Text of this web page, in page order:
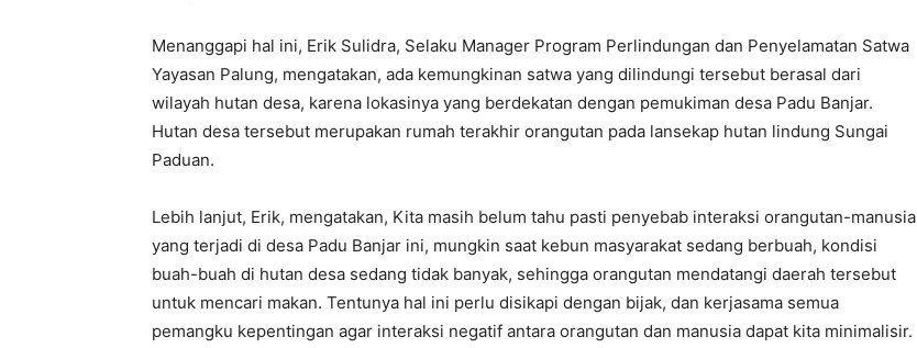
Menanggapi hal ini, Erik Sulidra, Selaku Manager Program Perlindungan dan Penyelamatan Satwa
Yayasan Palung, mengatakan, ada kemungkinan satwa yang dilindungi tersebut berasal dari
wilayah hutan desa, karena lokasinya yang berdekatan dengan pemukiman desa Padu Banjar.
Hutan desa tersebut merupakan rumah terakhir orangutan pada lansekap hutan lindung Sungai
Paduan.
Lebih lanjut, Erik, mengatakan, Kita masih belum tahu pasti penyebab interaksi orangutan-manusia
yang terjadi di desa Padu Banjar ini, mungkin saat kebun masyarakat sedang berbuah, kondisi
buah-buah di hutan desa sedang tidak banyak, sehingga orangutan mendatangi daerah tersebut
untuk mencari makan. Tentunya hal ini perlu disikapi dengan bijak, dan kerjasama semua
pemangku kepentingan agar interaksi negatif antara orangutan dan manusia dapat kita minimalisir.